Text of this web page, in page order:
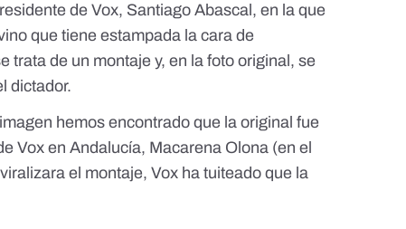
de Vox, Santiago Abascal, en la que
que tiene estampada la cara de
trata de un montaje y, en la foto original, se
dictador.
hemos encontrado que la originalfue
Vox en Andalucía, Macarena Olona (en el
el montaje,Vox ha tuiteado que la